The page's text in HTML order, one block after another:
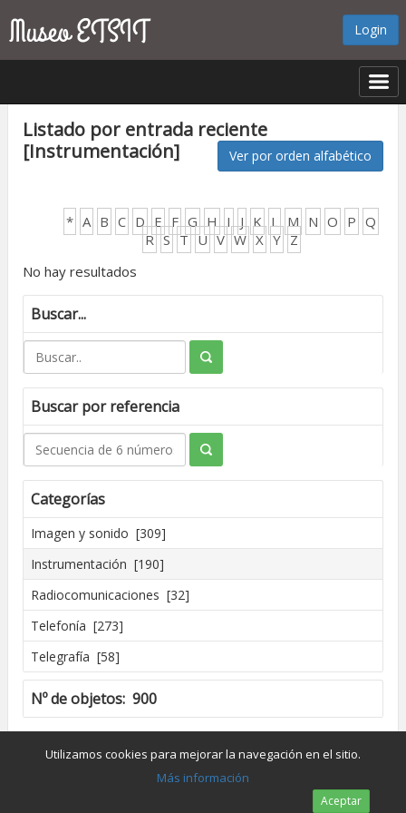
Login
Listado por entrada reciente
[Instrumentación]
Ver por orden alfabético
* A B C D E F G H I J K L M N O P Q
R S T U V W X Y Z
No hay resultados
Buscar...
Buscar por referencia
Categorías
Imagen y sonido [309]
Instrumentación [190]
Radiocomunicaciones [32]
Telefonía [273]
Telegrafía [58]
Nº de objetos: 900
Creado por José Madrid [2016]
Dpto. de Conservación y Restauración de Bienes Culturales - UPV
Utilizamos cookies para mejorar la navegación en el sitio.
Más información
Aceptar